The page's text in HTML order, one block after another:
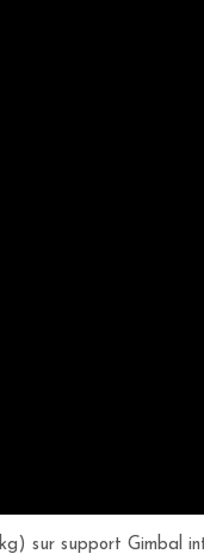
sur support Gimbal